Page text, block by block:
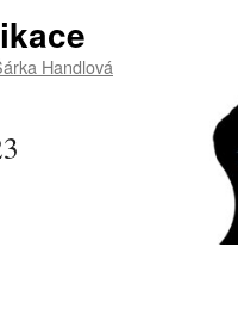
Handlová